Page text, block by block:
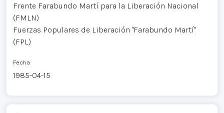
Frente Farabundo Martí para la Liberación Nacional
(FMLN)
Fuerzas Populares de Liberación "Farabundo Martí"
(FPL)
Fecha
1985-04-15